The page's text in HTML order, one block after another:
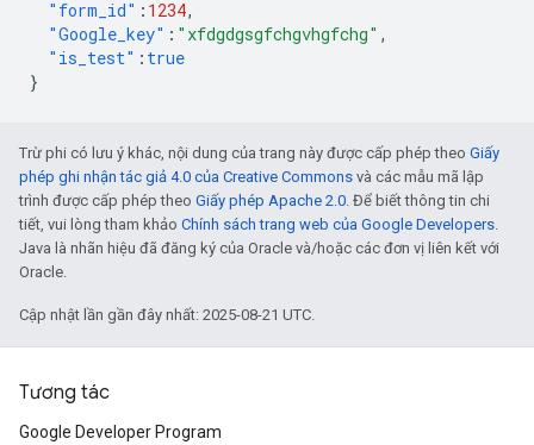
"form_id" : 1234,
"Google_key" : "xfdgdgsgfchgvhgfchg" ,
"is_test" : true
}
Trừ phi có lưu ý khác, nội dung của trang này được cấp phép theo Giấy
phép ghi nhận tác giả 4.0 của Creative Commons và các mẫu mã lập
trình được cấp phép theo Giấy phép Apache 2.0. Để biết thông tin chi
tiết, vui lòng tham khảo Chính sách trang web của Google Developers.
Java là nhãn hiệu đã đăng ký của Oracle và/hoặc các đơn vị liên kết với
Oracle.
Cập nhật lần gần đây nhất: 2025-08-21 UTC.
Tương tác
Google Developer Program